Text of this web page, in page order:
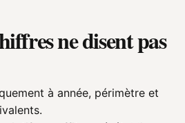
ne disent pas
à année, périmètre et